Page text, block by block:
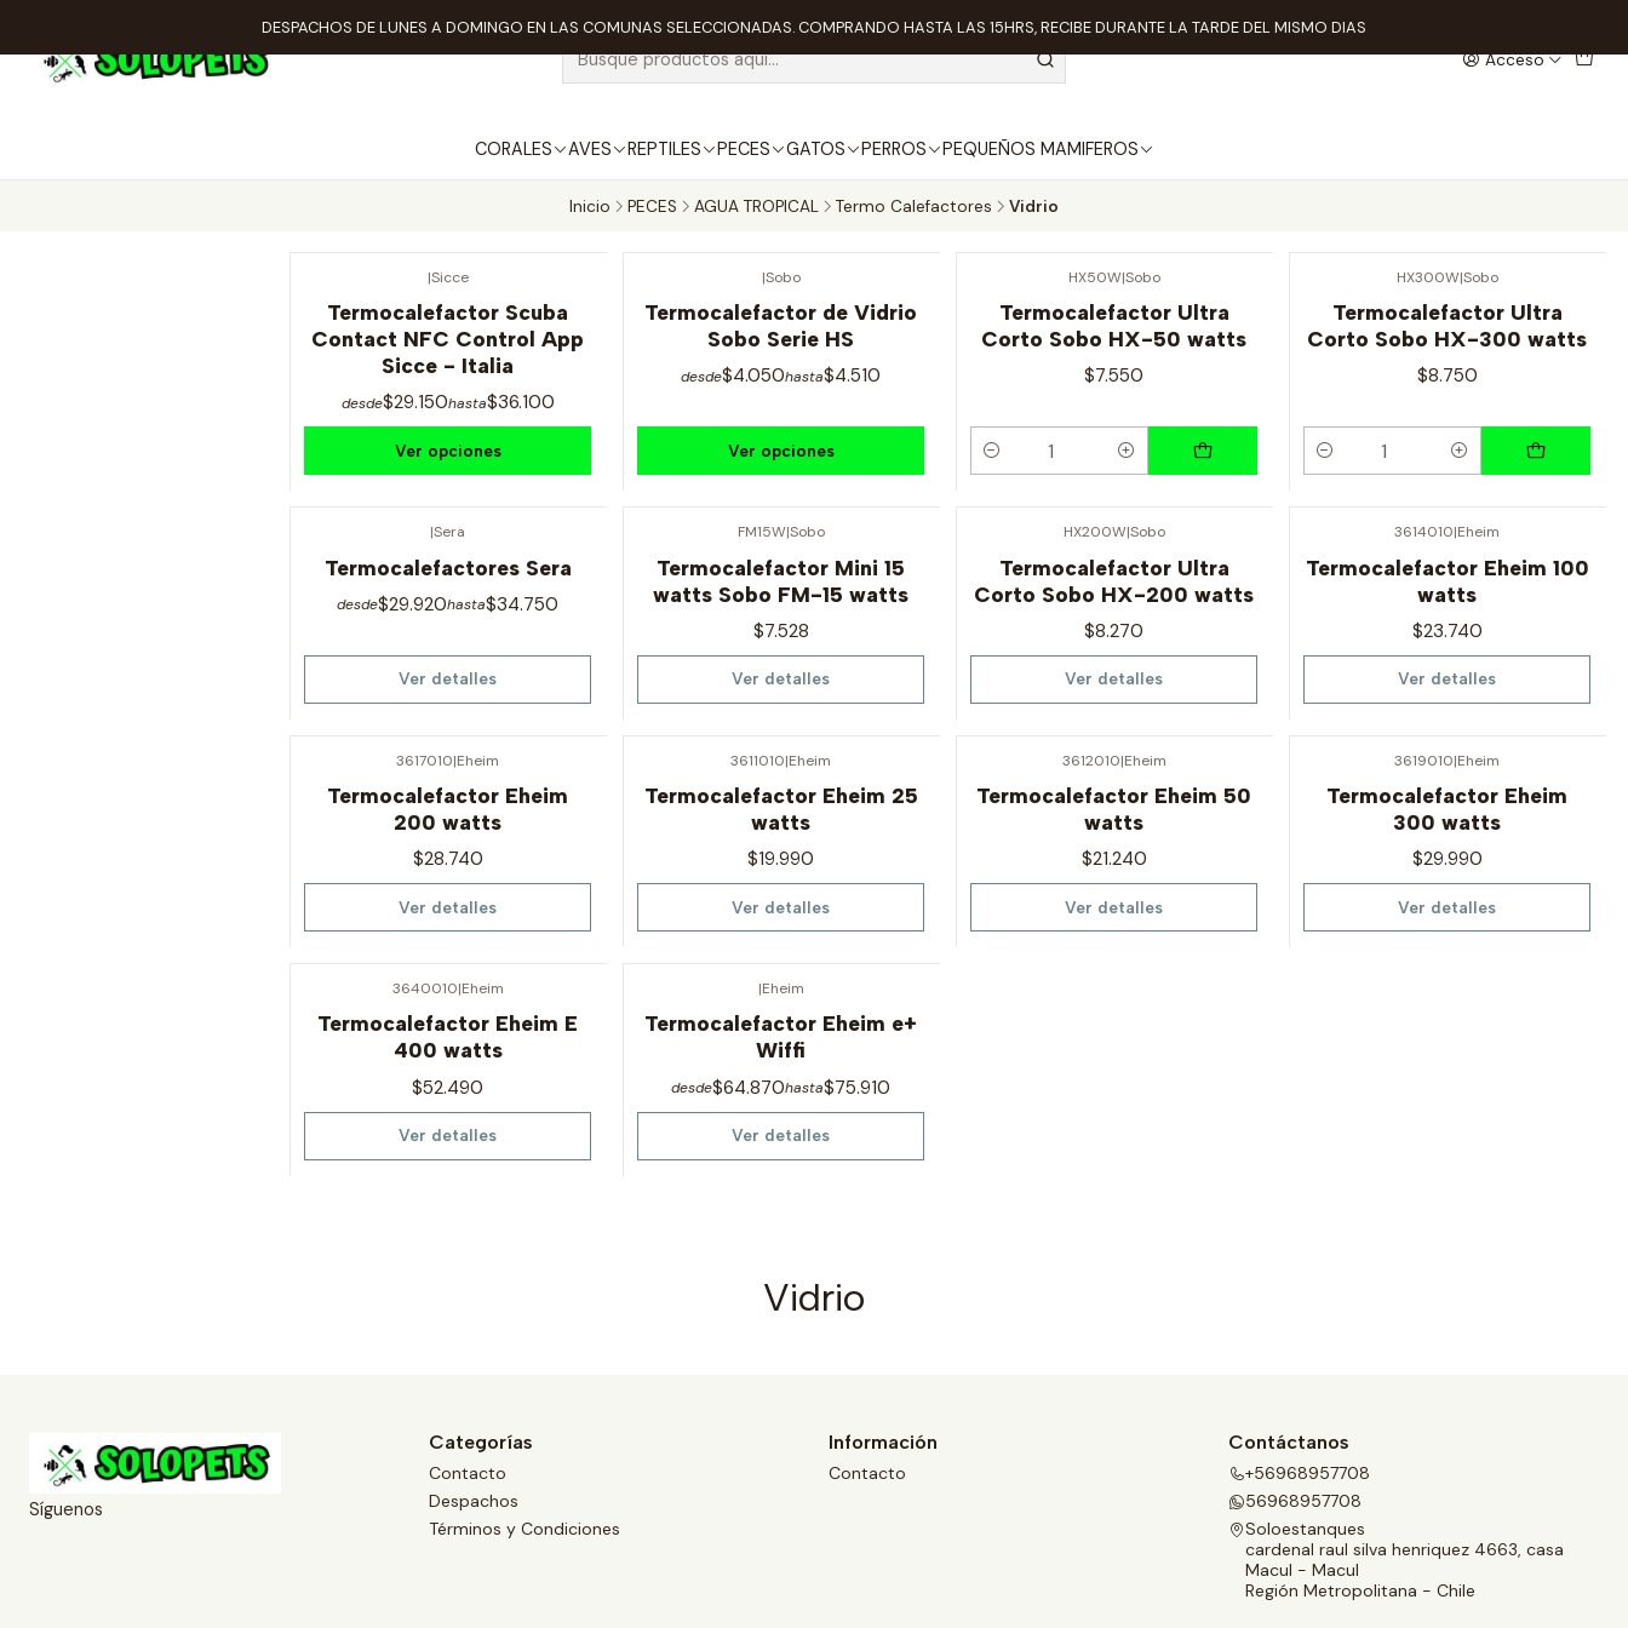
Acceso
CORALES AVES REPTILES PECES GATOS PERROS PEQUEÑOS MAMIFEROS
DESPACHOS DE LUNES A DOMINGO EN LAS COMUNAS SELECCIONADAS. COMPRANDO HASTA LAS 15HRS, RECIBE DURANTE LA TARDE DEL MISMO DIAS
Inicio PECES AGUA TROPICAL Termo Calefactores Vidrio
|Sicce
Termocalefactor Scuba
Contact NFC Control App
Sicce - Italia
desde$29.150hasta$36.100
Ver opciones
|Sobo
Termocalefactor de Vidrio
Sobo Serie HS
desde$4.050hasta$4.510
Ver opciones
HX50W|Sobo
Termocalefactor Ultra
Corto Sobo HX-50 watts
$7.550
Cantidad
HX300W|Sobo
Termocalefactor Ultra
Corto Sobo HX-300 watts
$8.750
Cantidad
|Sera
Termocalefactores Sera
desde$29.920hasta$34.750
Ver detalles
FM15W|Sobo
Termocalefactor Mini 15
watts Sobo FM-15 watts
$7.528
Ver detalles
HX200W|Sobo
Termocalefactor Ultra
Corto Sobo HX-200 watts
$8.270
Ver detalles
3614010|Eheim
Termocalefactor Eheim 100
watts
$23.740
Ver detalles
3617010|Eheim
Termocalefactor Eheim
200 watts
$28.740
Ver detalles
3611010|Eheim
Termocalefactor Eheim 25
watts
$19.990
Ver detalles
3612010|Eheim
Termocalefactor Eheim 50
watts
$21.240
Ver detalles
3619010|Eheim
Termocalefactor Eheim
300 watts
$29.990
Ver detalles
3640010|Eheim
Termocalefactor Eheim E
400 watts
$52.490
Ver detalles
|Eheim
Termocalefactor Eheim e+
Wiffi
desde$64.870hasta$75.910
Ver detalles
Vidrio
Síguenos
Categorías
Contacto
Despachos
Términos y Condiciones
Información
Contacto
Contáctanos
+56968957708
56968957708
Soloestanques
cardenal raul silva henriquez 4663, casa
Macul - Macul
Región Metropolitana - Chile